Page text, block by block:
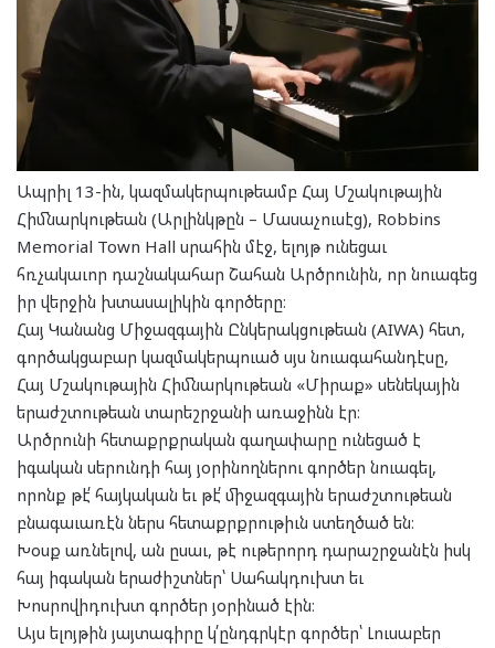
Ապրիլ 13-ին, կազմակերպութեամբ Հայ Մշակութային
Հիմնարկութեան (Արլինկթըն – Մասաչուսէց), Robbins
Memorial Town Hall սրահին մէջ, ելոյթ ունեցաւ
հռչակաւոր դաշնակահար Շահան Արծրունին, որ նուագեց
իր վերջին խտասալիկին գործերը։
Հայ Կանանց Միջազգային Ընկերակցութեան (AIWA) հետ,
գործակցաբար կազմակերպուած սյս նուագահանդէսը,
Հայ Մշակութային Հիմնարկութեան «Միրաք» սենեկային
երաժշտութեան տարեշրջանի առաջինն էր։
Արծրունի հետաքրքրական գաղափարը ունեցած է
իգական սերունդի հայ յօրինողներու գործեր նուագել,
որոնք թէ՛ հայկական եւ թէ՛ միջազգային երաժշտութեան
բնագաւառէն ներս հետաքրքրութիւն ստեղծած են։
Խօսք առնելով, ան ըսաւ, թէ ութերորդ դարաշրջանէն իսկ
հայ իգական երաժիշտներ՝ Սահակդուխտ եւ
Խոսրովիդուխտ գործեր յօրինած էին։
Այս ելոյթին յայտագիրը կ՛ընդգրկէր գործեր՝ Լուսաբեր